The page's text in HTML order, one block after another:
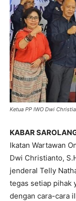
Ketua PP IWO Dwi
KABAR
Ikatan Wartawan
Dwi Christianto,
jenderal Telly
tegas setiap pihak
dengan cara-cara